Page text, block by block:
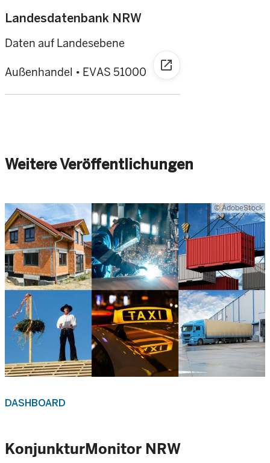
Landesdatenbank NRW
Daten auf Landesebene
Außenhandel • EVAS 51000 open_in_new
Weitere Veröffentlichungen
© AdobeStock
DASHBOARD
KonjunkturMonitor NRW